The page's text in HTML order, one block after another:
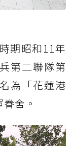
期昭和11年
第二聯隊第
為「花蓮港
舍。